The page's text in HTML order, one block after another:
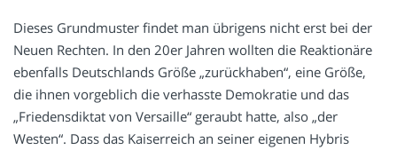
Dieses Grundmuster findet man übrigens nicht erst bei der
Neuen Rechten. In den 20er Jahren wollten die Reaktionäre
ebenfalls Deutschlands Größe „zurückhaben“, eine Größe,
die ihnen vorgeblich die verhasste Demokratie und das
„Friedensdiktat von Versaille“ geraubt hatte, also „der
Westen“. Dass das Kaiserreich an seiner eigenen Hybris